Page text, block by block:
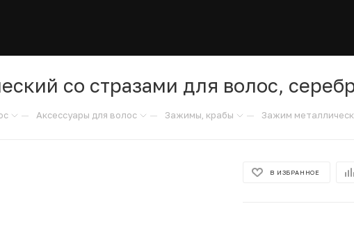
со стразами для волос,
— Аксессуары для волос — Зажимы, крабы — Зажим
В ИЗБРАННОЕ